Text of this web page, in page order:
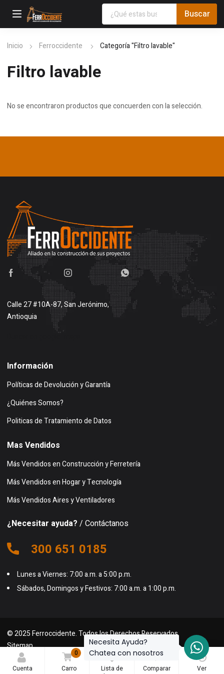
Cuenta
0
Carro
0
Lista de
Comparar
Ver
Inicio Ferroccidente Categoría "Filtro lavable"
Filtro lavable
No se encontraron productos que concuerden con la selección.
Calle 27 #10A-87, San Jerónimo,
Antioquia
Información
Políticas de Devolución y Garantía
¿Quiénes Somos?
Politicas de Tratamiento de Datos
Mas Vendidos
Más Vendidos en Construcción y Ferretería
Más Vendidos en Hogar y Tecnología
Más Vendidos Aires y Ventiladores
¿Necesitar ayuda? / Contáctanos
300 651 0185
Lunes a Viernes: 7:00 a.m. a 5:00 p.m.
Sábados, Domingos y Festivos: 7:00 a.m. a 1:00 p.m.
© 2025 Ferroccidente. Todos los Derechos Reservados.
Sitemap
Necesita Ayuda?
Chatea con nosotros